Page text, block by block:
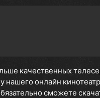
качественных
нашего онлайн
сможете